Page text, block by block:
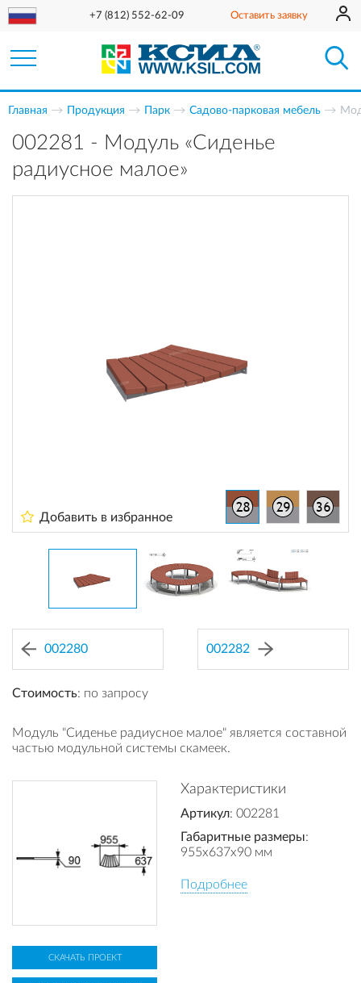
+7 (812) 552-62-09 Оставить заявку
Главная Продукция Парк Садово-парковая мебель
002281 - Модуль «Сиденье
радиусное малое»
Добавить в избранное
002280 002282
Стоимость: по запросу
Модуль "Сиденье радиусное малое" является составной
частью модульной системы скамеек.
Характеристики
Артикул: 002281
Габаритные размеры:
955x637x90 мм
Подробнее
СКАЧАТЬ ПРОЕКТ